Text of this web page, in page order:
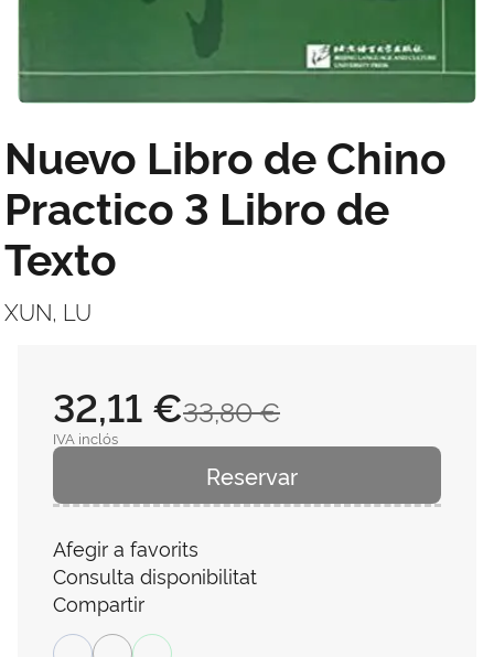
Nuevo Libro de Chino
Practico 3 Libro de
Texto
XUN, LU
33,80 €
32,11 €
IVA inclós
Reservar
Afegir a favorits
Consulta disponibilitat
Compartir